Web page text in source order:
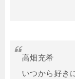
高畑充希
いつから好き